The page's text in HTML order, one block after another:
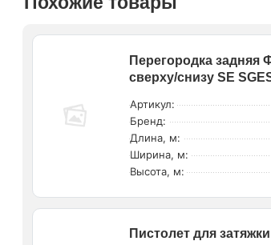
Перегородка задняя
сверху/снизу SE
Артикул:
Бренд:
Длина, м:
Ширина, м:
Высота, м:
Пистолет для